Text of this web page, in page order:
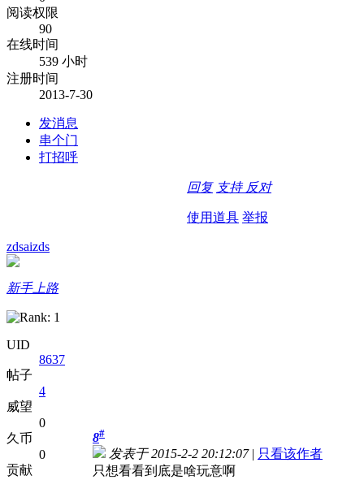
阅读权限
90
在线时间
539 小时
注册时间
2013-7-30
发消息
串个门
打招呼
回复 支持 反对
使用道具 举报
zdsaizds
新手上路
UID
8637
帖子
4
威望
0
久币
0
贡献
8#
发表于 2015-2-2 20:12:07 | 只看该作者
只想看看到底是啥玩意啊